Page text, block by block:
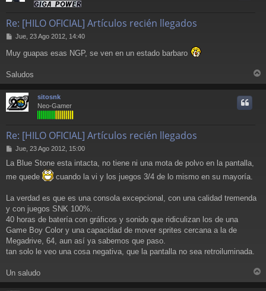
Re: [HILO OFICIAL] Artículos recién llegados
M
n
a
Jue, 23 Ago 2012, 14:40
Muy guapas esas NGP, se ven en un estado barbaro
Saludos
r
sitosnk
Neo-Gamer
Re: [HILO OFICIAL] Artículos recién llegados
M
n
s
e
Jue, 23 Ago 2012, 15:00
La Blue Stone esta intacta, no tiene ni una mota de polvo en la pantalla,
me quede
cuando la vi y los juegos 3/4 de lo mismo en su mayoría.
La verdad es que es una consola excepcional, con una calidad tremenda
y con juegos SNK 100%.
40 horas de batería con gráficos y sonido que ridiculizan los de una
Game Boy Color y una capacidad de mover sprites cercana a la de
Megadrive, 64, aun así ya sabemos que paso.
tan solo le veo una cosa negativa, que la pantalla no sea retroiluminada.
Un saludo
r